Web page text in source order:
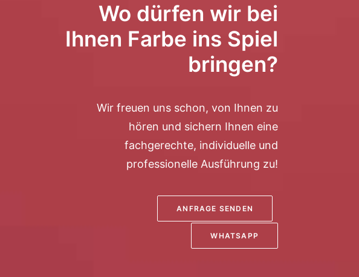
Wo dürfen wir bei
Ihnen Farbe ins Spiel
bringen?
Wir freuen uns schon, von Ihnen zu
hören und sichern Ihnen eine
fachgerechte, individuelle und
professionelle Ausführung zu!
ANFRAGE SENDEN
WHATSAPP